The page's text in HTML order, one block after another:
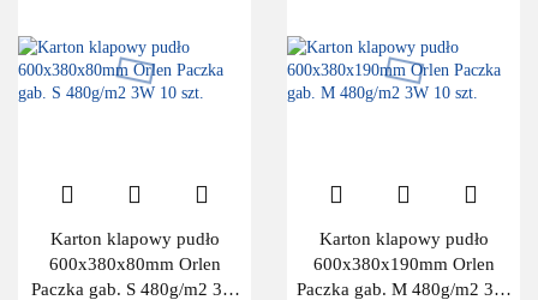
Karton klapowy pudło
600x380x80mm Orlen
Paczka gab. S 480g/m2 3W
Karton klapowy pudło
600x380x190mm Orlen
Paczka gab. M 480g/m2 3W